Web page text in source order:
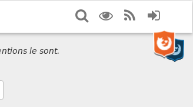
SearchDisplay
RSS
le sont.